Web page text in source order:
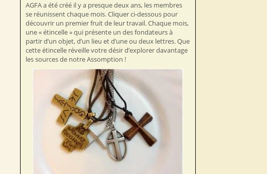
AGFA a été créé il y a presque deux ans, les membres
se réunissent chaque mois. Cliquer ci-dessous pour
découvrir un premier fruit de leur travail. Chaque mois,
une « étincelle » qui présente un des fondateurs à
partir d’un objet, d’un lieu et d’une ou deux lettres. Que
cette étincelle réveille votre désir d’explorer davantage
les sources de notre Assomption !